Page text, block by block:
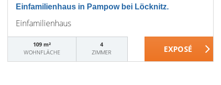
Einfamilienhaus in Pampow bei Löcknitz.
Einfamilienhaus
109 m²
WOHNFLÄCHE
4
ZIMMER